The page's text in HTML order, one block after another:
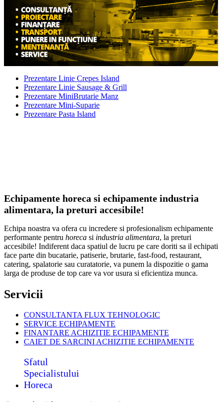
Prezentare Linie Crepes Island
Prezentare Linie Sausage & Grill
Prezentare MiniBrutarie Manz
Prezentare Mini-Suparie
Prezentare Pasta Island
Echipamente horeca si echipamente industria
alimentara, la preturi accesibile!
Echipa noastra va ofera cu incredere si profesionalism echipamente
performante pentru horeca si industria alimentara, la preturi
accesibile! Indiferent daca spatiul de lucru pe care doriti sa il echipati
face parte din bucatarie, patiserie, brutarie, fast-food, restaurant,
catering, spalatorie sau curatatorie, va punem la dispozitie o gama
larga de produse de top care va vor usura si eficientiza munca.
Servicii
CONSULTANTA FLUX TEHNOLOGIC
SERVICE ECHIPAMENTE
FINANTARE ACHIZITIE ECHIPAMENTE
CAIET DE SARCINI ACHIZITIE ECHIPAMENTE
Sfatul
Specialistului
Horeca